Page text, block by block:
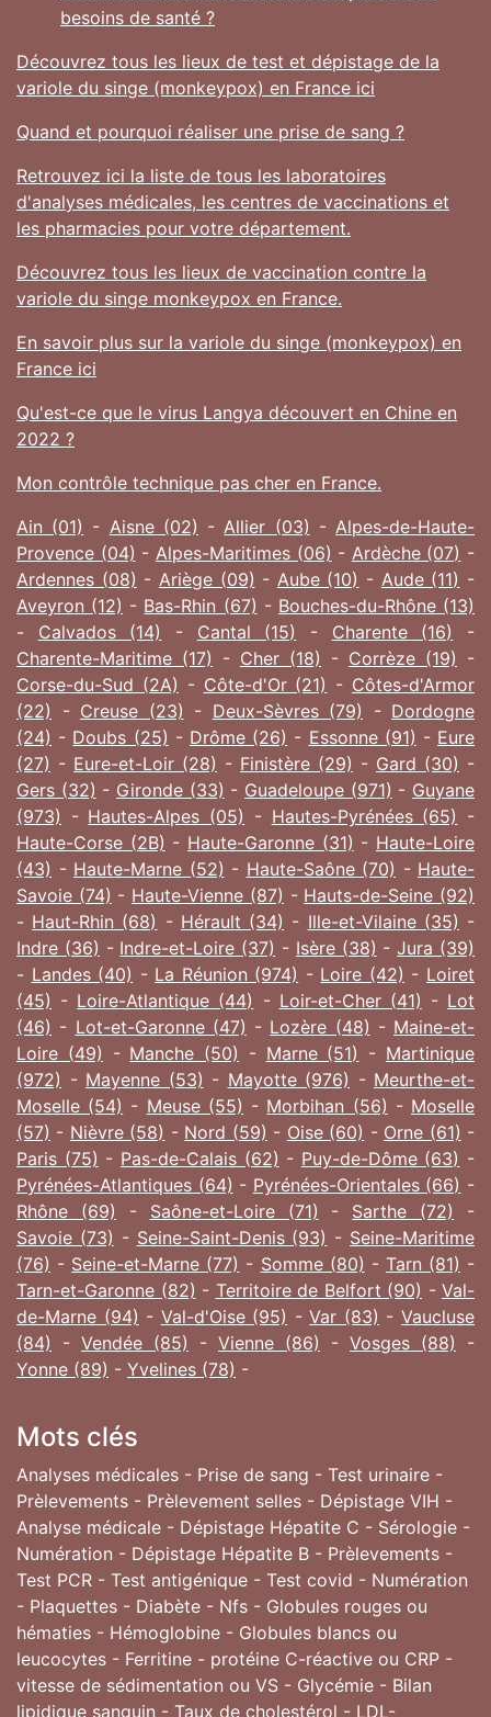
besoins de santé ?
Découvrez tous les lieux de test et dépistage de la
variole du singe (monkeypox) en France ici
Quand et pourquoi réaliser une prise de sang ?
Retrouvez ici la liste de tous les laboratoires
d'analyses médicales, les centres de vaccinations et
les pharmacies pour votre département.
Découvrez tous les lieux de vaccination contre la
variole du singe monkeypox en France.
En savoir plus sur la variole du singe (monkeypox) en
France ici
Qu'est-ce que le virus Langya découvert en Chine en
2022 ?
Mon contrôle technique pas cher en France.
Ain (01) - Aisne (02) - Allier (03) - Alpes-de-Haute-
Provence (04) - Alpes-Maritimes (06) - Ardèche (07) -
Ardennes (08) - Ariège (09) - Aube (10) - Aude (11) -
Aveyron (12) - Bas-Rhin (67) - Bouches-du-Rhône (13)
- Calvados (14) - Cantal (15) - Charente (16)
-
Charente-Maritime (17) - Cher (18) - Corrèze (19) -
Corse-du-Sud (2A) - Côte-d'Or (21) - Côtes-d'Armor
(22) - Creuse (23) - Deux-Sèvres (79) - Dordogne
(24) - Doubs (25) - Drôme (26) - Essonne (91) - Eure
(27) - Eure-et-Loir (28) - Finistère (29) - Gard (30) -
Gers (32) - Gironde (33) - Guadeloupe (971) - Guyane
(973) - Hautes-Alpes (05) - Hautes-Pyrénées (65) -
Haute-Corse (2B) - Haute-Garonne (31) - Haute-Loire
(43) - Haute-Marne (52) - Haute-Saône (70) - Haute-
Savoie (74) - Haute-Vienne (87) - Hauts-de-Seine (92)
- Haut-Rhin (68) - Hérault (34) - Ille-et-Vilaine (35) -
Indre (36) - Indre-et-Loire (37) - Isère (38) -Jura (39)
- Landes (40) - La Réunion (974) - Loire (42) - Loiret
(45) - Loire-Atlantique (44) - Loir-et-Cher (41) - Lot
(46) - Lot-et-Garonne (47) - Lozère (48) - Maine-et-
Loire (49) - Manche (50) - Marne (51) - Martinique
(972) - Mayenne (53) - Mayotte (976) - Meurthe-et-
Moselle (54) - Meuse (55) - Morbihan (56) - Moselle
(57) - Nièvre (58) - Nord (59) - Oise (60) - Orne (61) -
Paris (75) - Pas-de-Calais (62) - Puy-de-Dôme (63) -
Pyrénées-Atlantiques (64) - Pyrénées-Orientales (66) -
Rhône (69) - Saône-et-Loire (71) - Sarthe (72)
-
Savoie (73) - Seine-Saint-Denis (93) - Seine-Maritime
(76) - Seine-et-Marne (77) - Somme (80) - Tarn (81) -
Tarn-et-Garonne (82) - Territoire de Belfort (90) - Val-
de-Marne (94) - Val-d'Oise (95) -Var (83) -Vaucluse
(84) - Vendée (85) - Vienne (86) - Vosges (88) -
Yonne (89) - Yvelines (78) -
Mots clés
Analyses médicales - Prise de sang - Test urinaire -
Prèlevements - Prèlevement selles - Dépistage VIH -
Analyse médicale - Dépistage Hépatite C - Sérologie -
Numération - Dépistage Hépatite B - Prèlevements -
Test PCR - Test antigénique - Test covid - Numération
- Plaquettes - Diabète - Nfs - Globules rouges ou
hématies - Hémoglobine - Globules blancs ou
leucocytes - Ferritine - protéine C-réactive ou CRP -
vitesse de sédimentation ou VS - Glycémie - Bilan
lipidique sanguin - Taux de cholestérol - LDL-